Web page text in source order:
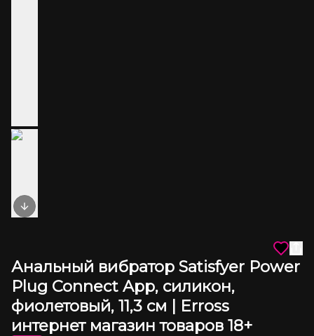
Next slide
Анальный вибратор Satisfyer Power
Plug Connect App, силикон,
фиолетовый, 11,3 см | Erross
интернет магазин товаров 18+